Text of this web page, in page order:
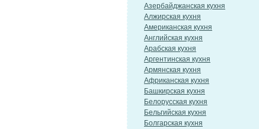
Азербайджанская кухня
Алжирская кухня
Американская кухня
Английская кухня
Арабская кухня
Аргентинская кухня
Армянская кухня
Африканская кухня
Башкирская кухня
Белорусская кухня
Бельгийская кухня
Болгарская кухня